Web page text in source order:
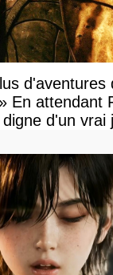
d'aventures
En attendant
d'un vrai